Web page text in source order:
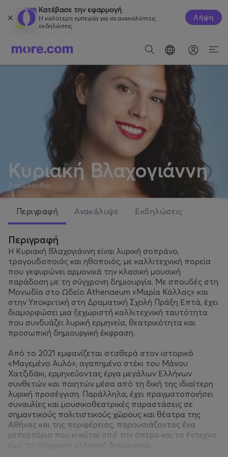
Κατέβασε την εφαρμογή
Η καλύτερη εμπειρία για να ανακαλύπτεις
εκδηλώσεις.
Λήψη
Κυριακή Βλαχογιάννη
2 ακόλουθοι
Περιγραφή Ανακάλυψε Εκδηλώσεις
Περιγραφή
Η Κυριακή Βλαχογιάννη είναι λυρική σοπράνο,
τραγουδοποιός και ηθοποιός, με καλλιτεχνική πορεία
που γεφυρώνει αρμονικά την κλασική μουσική
παράδοση με τη σύγχρονη δημιουργία. Με σπουδές στη
Μονωδία στο Ωδείο Athenaeum «Μαρία Κάλλας» και
στην Υποκριτική στη Δραματική Σχολή Πράξη Επτά, έχει
διαμορφώσει μια ξεχωριστή καλλιτεχνική ταυτότητα
που συνδυάζει λυρική ερμηνεία, θεατρικότητα και
προσωπική δημιουργική έκφραση.
Από το 2021 εμφανίζεται σταθερά στον ιστορικό
«Μαγεμένο Αυλό», αγαπημένο στέκι του Μάνου
Χατζιδάκι, ερμηνεύοντας έργα μεγάλων Ελλήνων
συνθετών και ποιητών μέσα από τη δική της ιδιαίτερη
λυρική προσέγγιση. Παράλληλα, έχει πραγματοποιήσει
συναυλίες και μουσικοθεατρικές παραστάσεις σε
σημαντικούς πολιτιστικούς χώρους και θέατρα της
Αθήνας και της περιφέρειας, παρουσιάζοντας ένα
ρεπερτόριο που κινείται από την όπερα και το έντεχνο
έως τη σύγχρονη ελληνική δημιουργία.